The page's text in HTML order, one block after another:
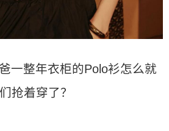
整年衣柜的Polo衫怎么就
抢着穿了？